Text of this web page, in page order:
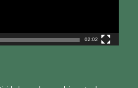
02:02